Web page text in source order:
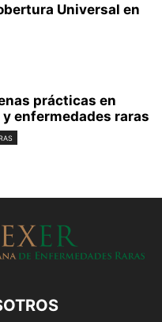
Universal en
prácticas en
enfermedades raras